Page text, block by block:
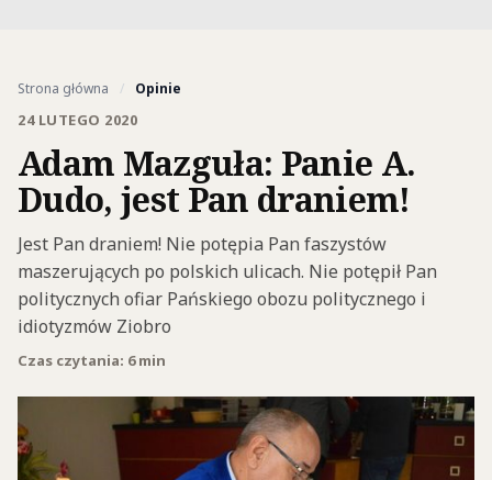
Strona główna / Opinie
24 LUTEGO 2020
Adam Mazguła: Panie A.
Dudo, jest Pan draniem!
Jest Pan draniem! Nie potępia Pan faszystów
maszerujących po polskich ulicach. Nie potępił Pan
politycznych ofiar Pańskiego obozu politycznego i
idiotyzmów Ziobro
Czas czytania: 6 min